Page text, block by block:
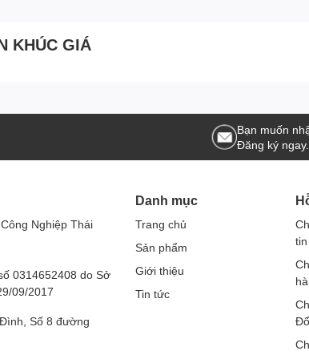
công việc vệ sinh , đem lại môi trường trong lành cho
803R có thể được sử dụng để vệ sinh nhiều không gian
sinh sàn nhà, máy móc, thiết bị,...
sàn nhà, bàn ghế, thiết bị,...
Vệ sinh sàn nhà, phòng ốc, thiết bị,...
KHÚC GIÁ
Bạn muốn
Đăng ký ngay.
Nghiệp Thái
0314652408 do Sở
09/2017
Số 8 đường
Danh mục
Trang chủ
Sản phẩm
Giới thiệu
Tin tức
tin